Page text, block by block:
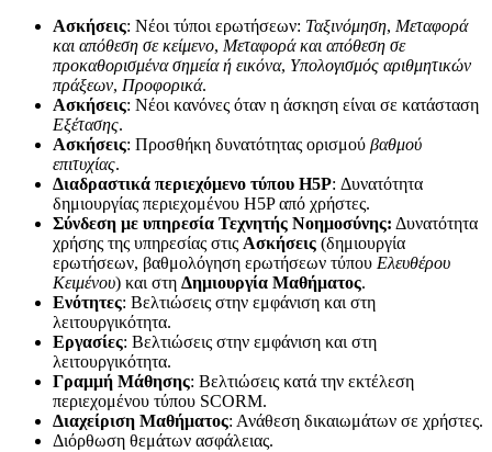
Ασκήσεις: Νέοι τύποι ερωτήσεων: Ταξινόμηση, Μεταφορά
και απόθεση σε κείμενο, Μεταφορά και απόθεση σε
προκαθορισμένα σημεία ή εικόνα, Υπολογισμός αριθμητικών
πράξεων, Προφορικά.
Ασκήσεις: Νέοι κανόνες όταν η άσκηση είναι σε κατάσταση
Εξέτασης.
Ασκήσεις: Προσθήκη δυνατότητας ορισμού βαθμού
επιτυχίας.
Διαδραστικά περιεχόμενο τύπου H5P: Δυνατότητα
δημιουργίας περιεχομένου H5P από χρήστες.
Σύνδεση με υπηρεσία Τεχνητής Νοημοσύνης: Δυνατότητα
χρήσης της υπηρεσίας στις Ασκήσεις (δημιουργία
ερωτήσεων, βαθμολόγηση ερωτήσεων τύπου Ελευθέρου
Κειμένου) και στη Δημιουργία Μαθήματος.
Ενότητες: Βελτιώσεις στην εμφάνιση και στη
λειτουργικότητα.
Εργασίες: Βελτιώσεις στην εμφάνιση και στη
λειτουργικότητα.
Γραμμή Μάθησης: Βελτιώσεις κατά την εκτέλεση
περιεχομένου τύπου SCORM.
Διαχείριση Μαθήματος: Ανάθεση δικαιωμάτων σε χρήστες.
Διόρθωση θεμάτων ασφάλειας.